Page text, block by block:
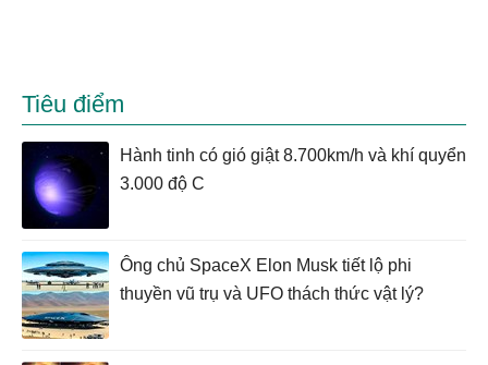
Tiêu điểm
Hành tinh có gió giật 8.700km/h và khí quyển
3.000 độ C
Ông chủ SpaceX Elon Musk tiết lộ phi
thuyền vũ trụ và UFO thách thức vật lý?